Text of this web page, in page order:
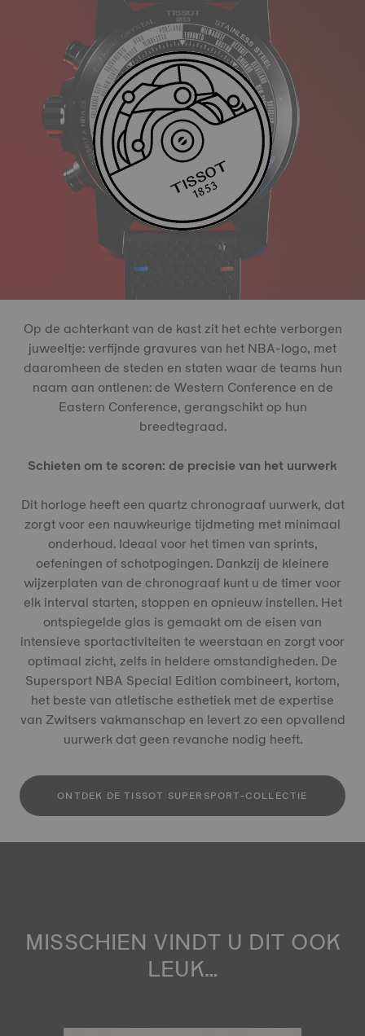
Op de achterkant van de kast zit het echte verborgen
juweeltje: verfijnde gravures van het NBA-logo, met
daaromheen de steden en staten waar de teams hun
naam aan ontlenen: de Western Conference en de
Eastern Conference, gerangschikt op hun
breedtegraad.
Schieten om te scoren: de precisie van het uurwerk
Dit horloge heeft een quartz chronograaf uurwerk, dat
zorgt voor een nauwkeurige tijdmeting met minimaal
onderhoud. Ideaal voor het timen van sprints,
oefeningen of schotpogingen. Dankzij de kleinere
wijzerplaten van de chronograaf kunt u de timer voor
elk interval starten, stoppen en opnieuw instellen. Het
ontspiegelde glas is gemaakt om de eisen van
intensieve sportactiviteiten te weerstaan en zorgt voor
optimaal zicht, zelfs in heldere omstandigheden. De
Supersport NBA Special Edition combineert, kortom,
het beste van atletische esthetiek met de expertise
van Zwitsers vakmanschap en levert zo een opvallend
uurwerk dat geen revanche nodig heeft.
ONTDEK DE TISSOT SUPERSPORT-COLLECTIE
MISSCHIEN VINDT U DIT OOK
LEUK…